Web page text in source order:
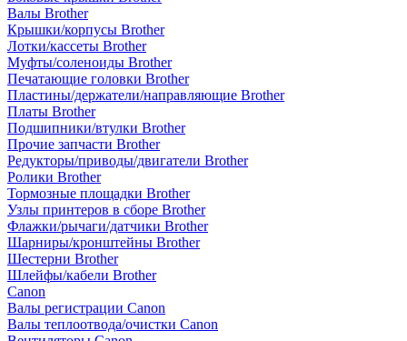
Валы Brother
Крышки/корпусы Brother
Лотки/кассеты Brother
Муфты/соленоиды Brother
Печатающие головки Brother
Пластины/держатели/направляющие Brother
Платы Brother
Подшипники/втулки Brother
Прочие запчасти Brother
Редукторы/приводы/двигатели Brother
Ролики Brother
Тормозные площадки Brother
Узлы принтеров в сборе Brother
Флажки/рычаги/датчики Brother
Шарниры/кронштейны Brother
Шестерни Brother
Шлейфы/кабели Brother
Canon
Валы регистрации Canon
Валы теплоотвода/очистки Canon